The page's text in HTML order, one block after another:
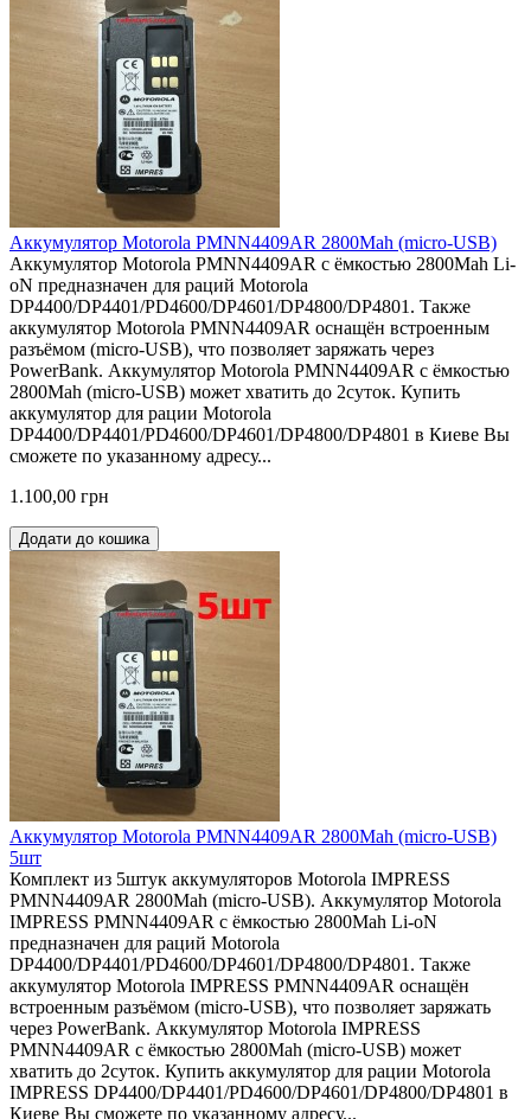
Аккумулятор Motorola PMNN4409AR 2800Mah (micro-USB)
Аккумулятор Motorola PMNN4409AR с ёмкостью 2800Mah Li-
oN предназначен для раций Motorola
DP4400/DP4401/PD4600/DP4601/DP4800/DP4801. Также
аккумулятор Motorola PMNN4409AR оснащён встроенным
разъёмом (micro-USB), что позволяет заряжать через
PowerBank. Аккумулятор Motorola PMNN4409AR с ёмкостью
2800Mah (micro-USB) может хватить до 2суток. Купить
аккумулятор для рации Motorola
DP4400/DP4401/PD4600/DP4601/DP4800/DP4801 в Киеве Вы
сможете по указанному адресу...
1.100,00 грн
Додати до кошика
Аккумулятор Motorola PMNN4409AR 2800Mah (micro-USB)
5шт
Комплект из 5штук аккумуляторов Motorola IMPRESS
PMNN4409AR 2800Mah (micro-USB). Аккумулятор Motorola
IMPRESS PMNN4409AR с ёмкостью 2800Mah Li-oN
предназначен для раций Motorola
DP4400/DP4401/PD4600/DP4601/DP4800/DP4801. Также
аккумулятор Motorola IMPRESS PMNN4409AR оснащён
встроенным разъёмом (micro-USB), что позволяет заряжать
через PowerBank. Аккумулятор Motorola IMPRESS
PMNN4409AR с ёмкостью 2800Mah (micro-USB) может
хватить до 2суток. Купить аккумулятор для рации Motorola
IMPRESS DP4400/DP4401/PD4600/DP4601/DP4800/DP4801 в
Киеве Вы сможете по указанному адресу...